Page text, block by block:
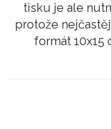
tisku je ale
protože
formát 10x15